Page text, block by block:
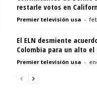
restarle votos en
Premier televisión usa -
El ELN desmiente
Colombia para un alto
Premier televisión usa -